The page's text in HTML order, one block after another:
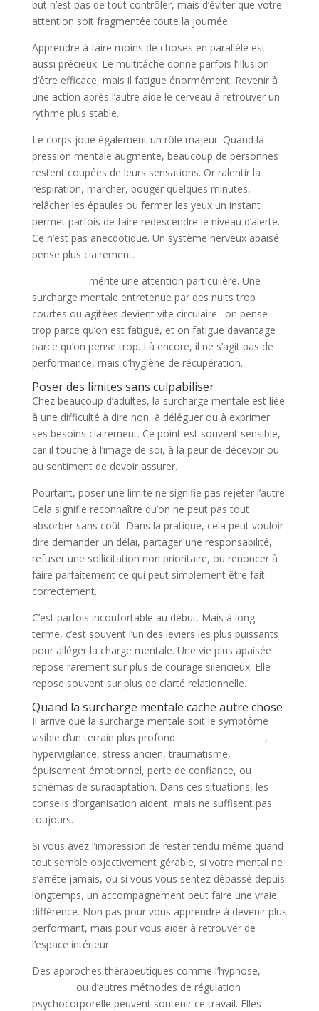
but n’est pas de tout contrôler, mais d’éviter que votre
attention soit fragmentée toute la journée.
Apprendre à faire moins de choses en parallèle est
aussi précieux. Le multitâche donne parfois l’illusion
d’être efficace, mais il fatigue énormément. Revenir à
une action après l’autre aide le cerveau à retrouver un
rythme plus stable.
Le corps joue également un rôle majeur. Quand la
pression mentale augmente, beaucoup de personnes
restent coupées de leurs sensations. Or ralentir la
respiration, marcher, bouger quelques minutes,
relâcher les épaules ou fermer les yeux un instant
permet parfois de faire redescendre le niveau d’alerte.
Ce n’est pas anecdotique. Un système nerveux apaisé
pense plus clairement.
mérite une attention particulière. Une
surcharge mentale entretenue par des nuits trop
courtes ou agitées devient vite circulaire : on pense
trop parce qu’on est fatigué, et on fatigue davantage
parce qu’on pense trop. Là encore, il ne s’agit pas de
performance, mais d’hygiène de récupération.
Poser des limites sans culpabiliser
Chez beaucoup d’adultes, la surcharge mentale est liée
à une difficulté à dire non, à déléguer ou à exprimer
ses besoins clairement. Ce point est souvent sensible,
car il touche à l’image de soi, à la peur de décevoir ou
au sentiment de devoir assurer.
Pourtant, poser une limite ne signifie pas rejeter l’autre.
Cela signifie reconnaître qu’on ne peut pas tout
absorber sans coût. Dans la pratique, cela peut vouloir
dire demander un délai, partager une responsabilité,
refuser une sollicitation non prioritaire, ou renoncer à
faire parfaitement ce qui peut simplement être fait
correctement.
C’est parfois inconfortable au début. Mais à long
terme, c’est souvent l’un des leviers les plus puissants
pour alléger la charge mentale. Une vie plus apaisée
repose rarement sur plus de courage silencieux. Elle
repose souvent sur plus de clarté relationnelle.
Quand la surcharge mentale cache autre chose
Il arrive que la surcharge mentale soit le symptôme
visible d’un terrain plus profond :
,
hypervigilance, stress ancien, traumatisme,
épuisement émotionnel, perte de confiance, ou
schémas de suradaptation. Dans ces situations, les
conseils d’organisation aident, mais ne suffisent pas
toujours.
Si vous avez l’impression de rester tendu même quand
tout semble objectivement gérable, si votre mental ne
s’arrête jamais, ou si vous vous sentez dépassé depuis
longtemps, un accompagnement peut faire une vraie
différence. Non pas pour vous apprendre à devenir plus
performant, mais pour vous aider à retrouver de
l’espace intérieur.
Des approches thérapeutiques comme l’hypnose,
ou d’autres méthodes de régulation
psychocorporelle peuvent soutenir ce travail. Elles